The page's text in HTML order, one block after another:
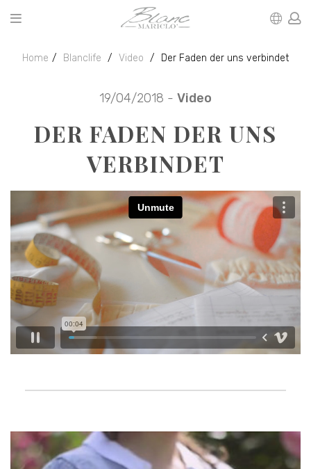
Home Blanclife Video Der Faden der uns verbindet
19/04/2018 - Video
DER FADEN DER UNS
VERBINDET